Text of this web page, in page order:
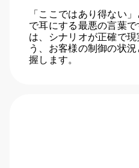
「ここではあり得ない
で耳にする最悪の言葉
は、シナリオが正確で
う、お客様の制御の状
握します。